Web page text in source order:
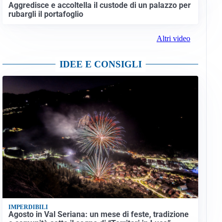
Aggredisce e accoltella il custode di un palazzo per
rubargli il portafoglio
Altri video
IDEE E CONSIGLI
IMPERDIBILI
Agosto in Val Seriana: un mese di feste, tradizione